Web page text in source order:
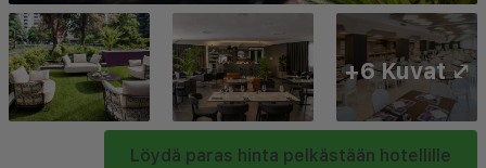
Löydä paras hinta pelkästään hotellille
+6 Kuvat ⤢